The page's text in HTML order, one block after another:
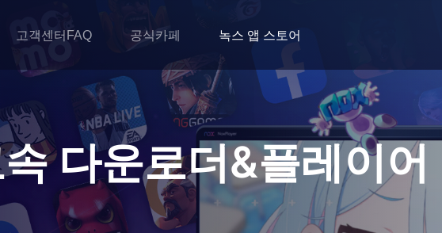
고객센터FAQ 공식카페 녹스 앱 스토어
다운로더&플레이어